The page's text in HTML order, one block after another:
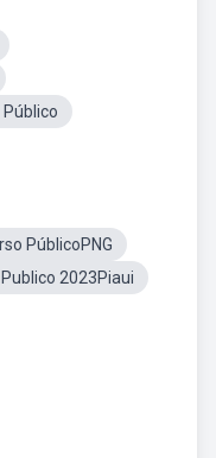
PúblicoPNG
2023Piaui